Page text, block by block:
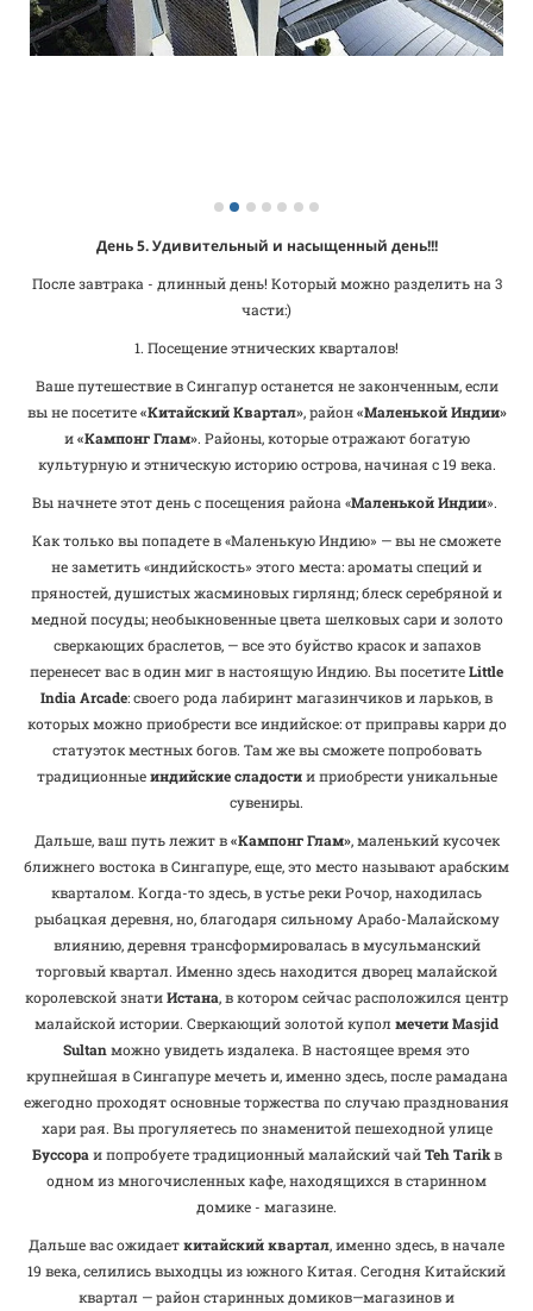
День 5. Удивительный и насыщенный день!!!
После завтрака - длинный день! Который можно разделить на 3
части:)
1. Посещение этнических кварталов!
Ваше путешествие в Сингапур останется не законченным, если
вы не посетите«Китайский Квартал», район«Маленькой Индии»
и«Кампонг Глам». Районы, которые отражают богатую
культурную и этническую историю острова, начиная с 19 века.
Вы начнете этот день с посещения района «Маленькой Индии».
Как только вы попадете в «Маленькую Индию» — вы не сможете
не заметить «индийскость» этого места: ароматы специй и
пряностей, душистых жасминовых гирлянд; блеск серебряной и
медной посуды; необыкновенные цвета шелковых сари и золото
сверкающих браслетов, — все это буйство красок и запахов
перенесет вас в один миг в настоящую Индию. Вы посетитеLittle
India Arcade: своего рода лабиринт магазинчиков и ларьков, в
которых можно приобрести все индийское: от приправы карри до
статуэток местных богов. Там же вы сможете попробовать
традиционныеиндийские сладостии приобрести уникальные
сувениры.
Дальше, ваш путь лежит в«Кампонг Глам», маленький кусочек
ближнего востока в Сингапуре, еще, это место называют арабским
кварталом. Когда-то здесь, в устье реки Рочор, находилась
рыбацкая деревня, но, благодаря сильному Арабо-Малайскому
влиянию, деревня трансформировалась в мусульманский
торговый квартал. Именно здесь находится дворец малайской
королевской знатиИстана, в котором сейчас расположился центр
малайской истории. Сверкающий золотой купол мечетиMasjid
Sultan можно увидеть издалека. В настоящее время это
крупнейшая в Сингапуре мечеть и, именно здесь, после рамадана
ежегодно проходят основные торжества по случаю празднования
хари рая. Вы прогуляетесь по знаменитой пешеходной улице
Буссора и попробуете традиционный малайский чайTeh Tarikв
одном из многочисленных кафе, находящихся в старинном
домике - магазине.
Дальше вас ожидаеткитайский квартал, именно здесь, в начале
19 века, селились выходцы из южного Китая. Сегодня Китайский
квартал — район старинных домиков—магазинов и